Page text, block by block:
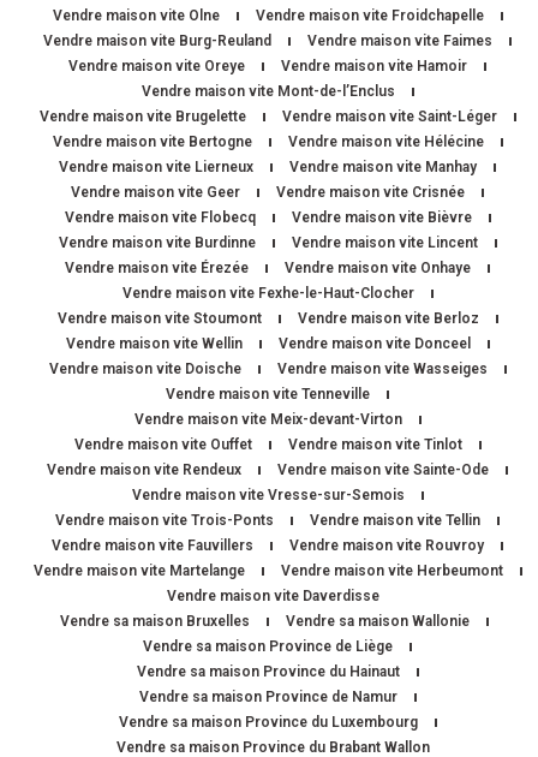
Vendre maison vite Olne
Vendre maison vite Froidchapelle
Vendre maison vite Burg-Reuland
Vendre maison vite Faimes
Vendre maison vite Oreye
Vendre maison vite Hamoir
Vendre maison vite Mont-de-l’Enclus
Vendre maison vite Brugelette
Vendre maison vite Saint-Léger
Vendre maison vite Bertogne
Vendre maison vite Hélécine
Vendre maison vite Lierneux
Vendre maison vite Manhay
Vendre maison vite Geer
Vendre maison vite Crisnée
Vendre maison vite Flobecq
Vendre maison vite Bièvre
Vendre maison vite Burdinne
Vendre maison vite Lincent
Vendre maison vite Érezée
Vendre maison vite Onhaye
Vendre maison vite Fexhe-le-Haut-Clocher
Vendre maison vite Stoumont
Vendre maison vite Berloz
Vendre maison vite Wellin
Vendre maison vite Donceel
Vendre maison vite Doische
Vendre maison vite Wasseiges
Vendre maison vite Tenneville
Vendre maison vite Meix-devant-Virton
Vendre maison vite Ouffet
Vendre maison vite Tinlot
Vendre maison vite Rendeux
Vendre maison vite Sainte-Ode
Vendre maison vite Vresse-sur-Semois
Vendre maison vite Trois-Ponts
Vendre maison vite Tellin
Vendre maison vite Fauvillers
Vendre maison vite Rouvroy
Vendre maison vite Martelange
Vendre maison vite Herbeumont
Vendre maison vite Daverdisse
Vendre sa maison Bruxelles
Vendre sa maison Wallonie
Vendre sa maison Province de Liège
Vendre sa maison Province du Hainaut
Vendre sa maison Province de Namur
Vendre sa maison Province du Luxembourg
Vendre sa maison Province du Brabant Wallon